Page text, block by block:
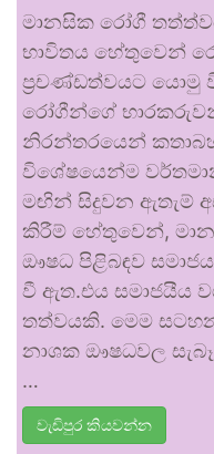
මානසික රෝගී
භාවිතය හේතුවෙන්
ප්‍රචණ්ඩත්වයට යොමු
රෝගීන්ගේ
නිරන්තරයෙන්
විශේෂයෙන්ම
මඟින් සිදුවන ඇතැම්
කිරීම් හේතුවෙන්,
ඖෂධ පිළිබඳව
වී ඇත.එය සමාජයීය
තත්වයකි. මෙම
නාශක ඖෂධවල සැබෑ
…
වැඩිපුර කියවන්න